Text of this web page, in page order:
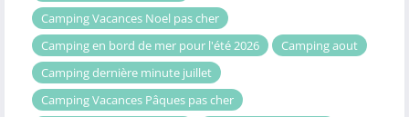
Camping Vacances Noel pas cher
Camping en bord de mer pour l'été 2026
Camping aout
Camping dernière minute juillet
Camping Vacances Pâques pas cher